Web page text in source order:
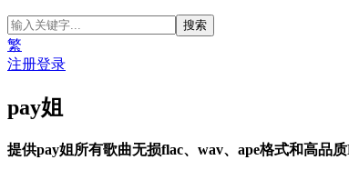
繁
注册登录
pay姐
提供pay姐所有歌曲无损flac、wav、ape格式和高品